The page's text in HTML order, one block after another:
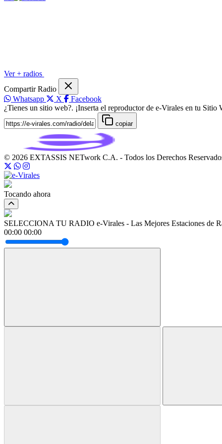
Ver + radios
Compartir Radio
Whatsapp
X
Facebook
¿Tienes un sitio web?. ¡Inserta el reproductor de e-Virales en tu Sitio
copiar
© 2026 EXTASSIS NETwork C.A. - Todos los Derechos
Tocando ahora
SELECCIONA TU RADIO e-Virales - Las Mejores Estaciones de
00:00 00:00